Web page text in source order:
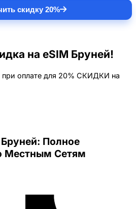
скидку 20%
на eSIM Бруней!
при оплате для 20% СКИДКИ на
Полное
Местным Сетям